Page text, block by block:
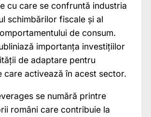
cu care se confruntă industria
schimbărilor fiscale și al
de consum.
importanța investițiilor
de adaptare pentru
care activează în acest sector.
se numără printre
români care contribuie la